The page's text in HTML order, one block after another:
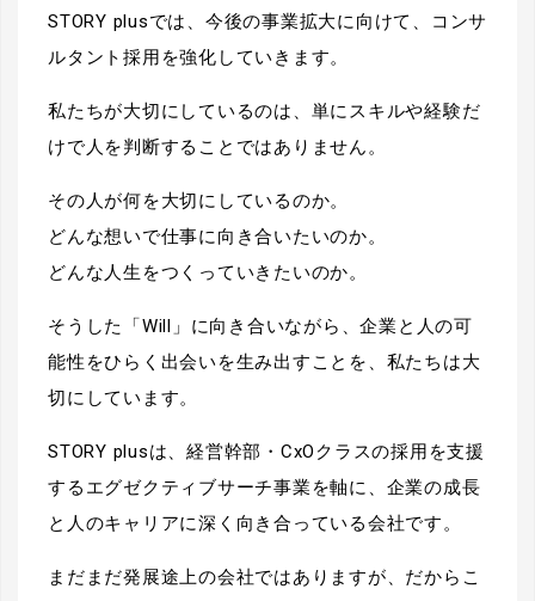
STORY plusでは、今後の事業拡大に向けて、コンサ
ルタント採用を強化していきます。
私たちが大切にしているのは、単にスキルや経験だ
けで人を判断することではありません。
その人が何を大切にしているのか。
どんな想いで仕事に向き合いたいのか。
どんな人生をつくっていきたいのか。
そうした「Will」に向き合いながら、企業と人の可
能性をひらく出会いを生み出すことを、私たちは大
切にしています。
STORY plusは、経営幹部・CxOクラスの採用を支援
するエグゼクティブサーチ事業を軸に、企業の成長
と人のキャリアに深く向き合っている会社です。
まだまだ発展途上の会社ではありますが、だからこ